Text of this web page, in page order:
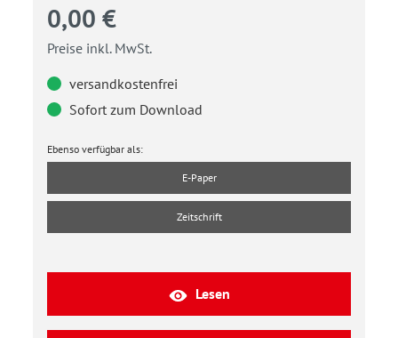
0,00 €
Preise inkl. MwSt.
versandkostenfrei
Sofort zum Download
Ebenso verfügbar als:
E-Paper
Zeitschrift
Lesen